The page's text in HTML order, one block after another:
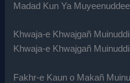
Madad Kun Ya
Khwaja-e Khwajgañ
Khwaja-e Khwajgañ
Fakhr-e Kaun o Makañ